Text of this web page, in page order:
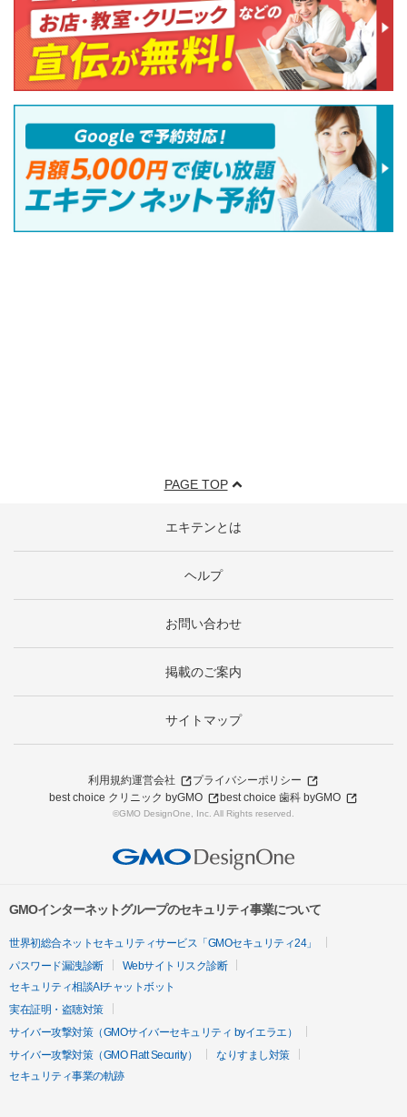
PAGE TOP
エキテンとは
ヘルプ
お問い合わせ
掲載のご案内
サイトマップ
利用規約運営会社
プライバシーポリシー
best choice クリニック byGMO
best choice 歯科 byGMO
©GMO DesignOne, Inc. All Rights reserved.
GMOインターネットグループのセキュリティ事業について
世界初総合ネットセキュリティサービス「GMOセキュリティ24」
パスワード漏洩診断
Webサイトリスク診断
セキュリティ相談AIチャットボット
実在証明・盗聴対策
サイバー攻撃対策（GMOサイバーセキュリティ byイエラエ）
サイバー攻撃対策（GMO Flatt Security）
なりすまし対策
セキュリティ事業の軌跡